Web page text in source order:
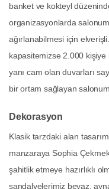
banket ve kokteyl
organizasyonlarda
ağırlanabilmesi için
kapasitemizse 2.000 kişiye
yanı cam olan duvarları
bir ortam sağlayan
Dekorasyon
Klasik tarzdaki alan
manzaraya Sophia
şahitlik etmeye hazırlıklı
sandalyelerimiz beyaz,